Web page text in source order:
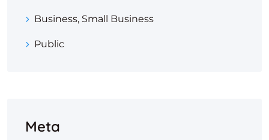
Business, Small Business
Public
Meta